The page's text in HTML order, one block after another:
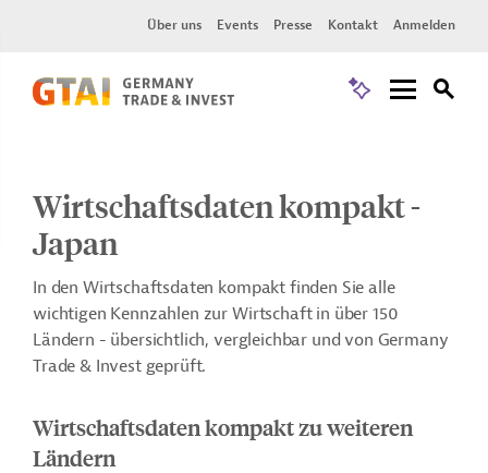
Über uns Events Presse Kontakt Anmelden
Wirtschaftsdaten kompakt -
Japan
In den Wirtschaftsdaten kompakt finden Sie alle
wichtigen Kennzahlen zur Wirtschaft in über 150
Ländern - übersichtlich, vergleichbar und von Germany
Trade & Invest geprüft.
Wirtschaftsdaten kompakt zu weiteren
Ländern